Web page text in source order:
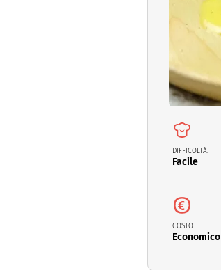
DIFFICOLTÀ:
Facile
COSTO:
Economico